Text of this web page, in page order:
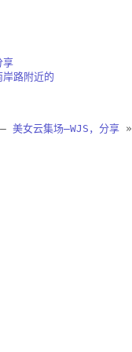
享
路附近的
— 美女云集场—WJS，分享»